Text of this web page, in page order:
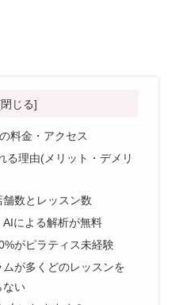
料金・アクセス
る理由(メリット・デメリ
数とレッスン数
による解析が無料
がピラティス未経験
が多くどのレッスンを
ない